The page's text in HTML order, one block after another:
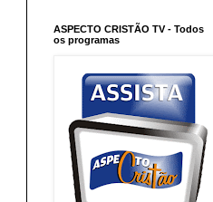
ASPECTO CRISTÃO TV - Todos
os programas